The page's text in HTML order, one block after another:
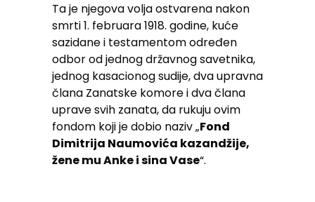
Ta je njegova volja ostvarena nakon
smrti 1. februara 1918. godine, kuće
sazidane i testamentom određen
odbor od jednog državnog savetnika,
jednog kasacionog sudije, dva upravna
člana Zanatske komore i dva člana
uprave svih zanata, da rukuju ovim
fondom koji je dobio naziv „Fond
Dimitrija Naumovića kazandžije,
žene mu Anke i sina Vase“.